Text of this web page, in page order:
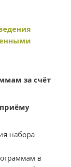
за счёт
набора
в